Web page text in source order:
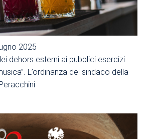
2025
dehors esterni ai pubblici esercizi
L’ordinanza del sindaco della